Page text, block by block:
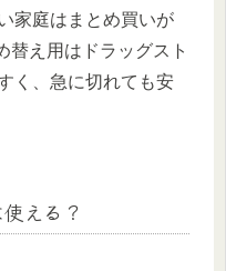
家庭はまとめ買いが
替え用はドラッグスト
く、急に切れても安
える？